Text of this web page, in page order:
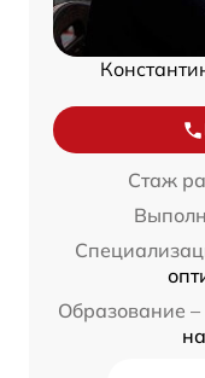
Стаж
Образование –